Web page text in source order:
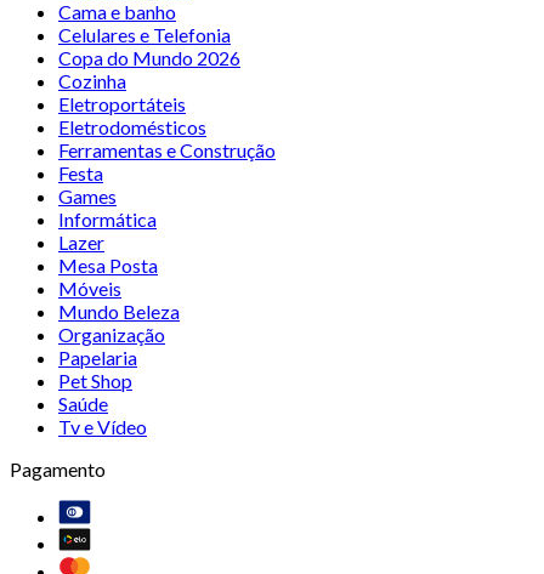
Cama e banho
Celulares e Telefonia
Copa do Mundo 2026
Cozinha
Eletroportáteis
Eletrodomésticos
Ferramentas e Construção
Festa
Games
Informática
Lazer
Mesa Posta
Móveis
Mundo Beleza
Organização
Papelaria
Pet Shop
Saúde
Tv e Vídeo
Pagamento